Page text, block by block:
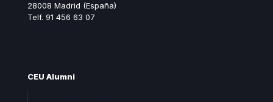
28008 Madrid (España)
Telf. 91 456 63 07
CEU Alumni